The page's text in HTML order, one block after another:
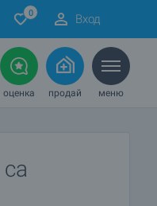
0 Вход
оценка продай меню